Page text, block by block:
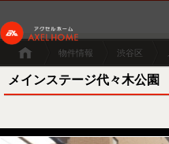
物件情報 渋谷区
メインステージ代々木公園